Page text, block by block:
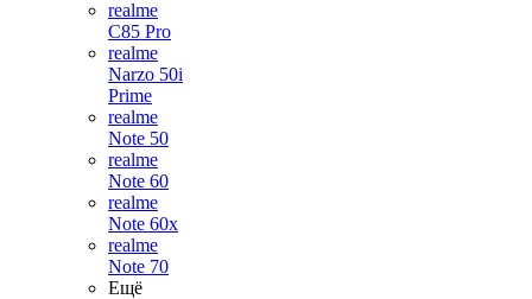
realme
C85 Pro
realme
Narzo 50i
Prime
realme
Note 50
realme
Note 60
realme
Note 60x
realme
Note 70
Ещё